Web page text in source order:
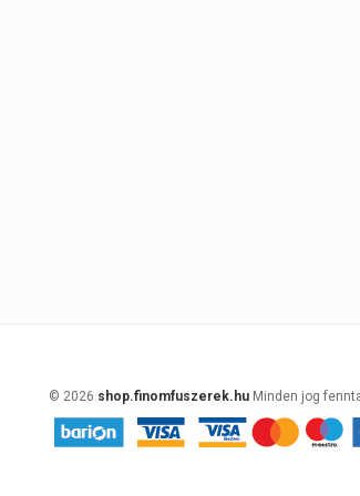
© 2026 shop.finomfuszerek.hu Minden jog